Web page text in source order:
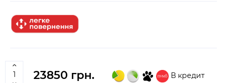
23850 грн. В кредит